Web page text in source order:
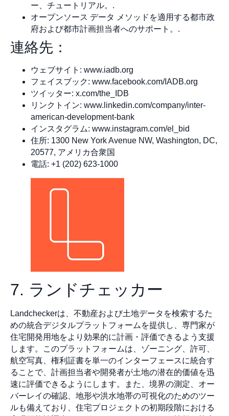
ー、チュートリアル。.
オープンソース データ メソッドを適用する都市政
府および都市計画担当者へのサポート。.
連絡先：
ウェブサイト: www.iadb.org
フェイスブック: www.facebook.com/IADB.org
ツイッター: x.com/the_IDB
リンクトイン: www.linkedin.com/company/inter-
american-development-bank
インスタグラム: www.instagram.com/el_bid
住所: 1300 New York Avenue NW, Washington, DC,
20577, アメリカ合衆国
電話: +1 (202) 623-1000
7. ランドチェッカー
Landcheckerは、不動産および土地データを検索するた
めの統合デジタルプラットフォームを提供し、専門家が
住宅開発用地をより効果的に計画・評価できるよう支援
します。このプラットフォームは、ゾーニング、許可、
航空写真、権利証書を単一のインターフェースに統合す
ることで、計画担当者や開発者が土地の潜在的価値を迅
速に評価できるようにします。また、境界の測定、オー
バーレイの確認、地形や洪水地帯の可視化のためのツー
ルも備えており、住宅プロジェクトの初期段階における